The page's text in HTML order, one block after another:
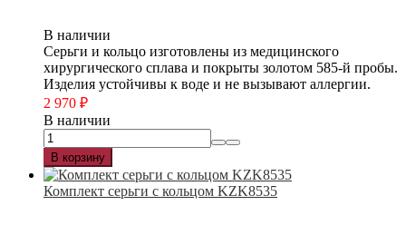
В наличии
Серьги и кольцо изготовлены из медицинского
хирургического сплава и покрыты золотом 585-й пробы.
Изделия устойчивы к воде и не вызывают аллергии.
2 970 ₽
В наличии
В корзину
Комплект серьги с кольцом KZK8535